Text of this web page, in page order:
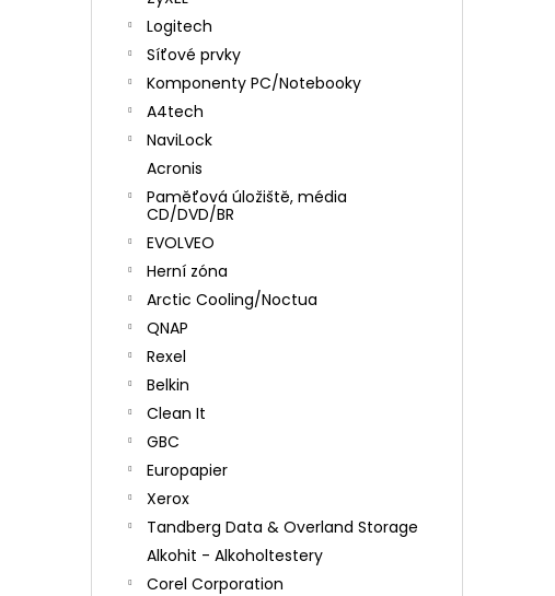
Logitech
Síťové prvky
Komponenty PC/Notebooky
A4tech
NaviLock
Acronis
Paměťová úložiště, média
CD/DVD/BR
EVOLVEO
Herní zóna
Arctic Cooling/Noctua
QNAP
Rexel
Belkin
Clean It
GBC
Europapier
Xerox
Tandberg Data & Overland Storage
Alkohit - Alkoholtestery
Corel Corporation